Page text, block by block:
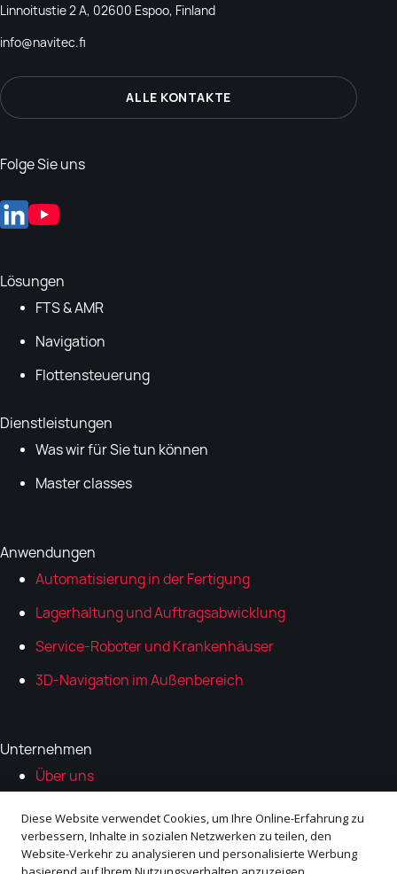
Linnoitustie 2 A, 02600 Espoo, Finland
info@navitec.fi
ALLE KONTAKTE
Folge Sie uns
Lösungen
FTS & AMR
Navigation
Flottensteuerung
Dienstleistungen
Was wir für Sie tun können
Master classes
Anwendungen
Automatisierung in der Fertigung
Lagerhaltung und Auftragsabwicklung
Service-Roboter und Krankenhäuser
3D-Navigation im Außenbereich
Unternehmen
Über uns
Ökosystem-Partner
Karrieren
Diese Website verwendet Cookies, um Ihre Online-Erfahrung zu
verbessern, Inhalte in sozialen Netzwerken zu teilen, den
Website-Verkehr zu analysieren und personalisierte Werbung